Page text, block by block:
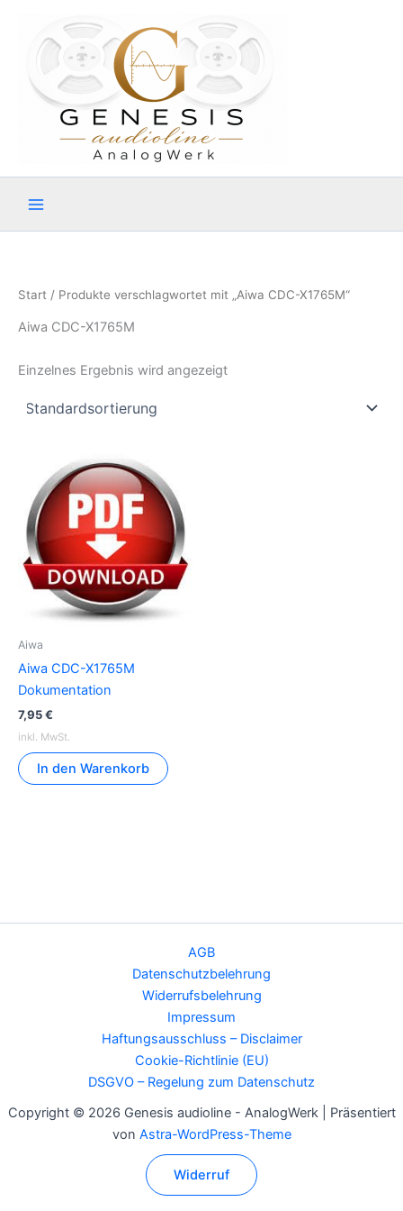
springen
Start / Produkte verschlagwortet mit „Aiwa CDC-X1765M“
Aiwa CDC-X1765M
Einzelnes Ergebnis wird angezeigt
Aiwa
Aiwa CDC-X1765M
Dokumentation
7,95€
inkl. MwSt.
In den Warenkorb
AGB
Datenschutzbelehrung
Widerrufsbelehrung
Impressum
Haftungsausschluss – Disclaimer
Cookie-Richtlinie (EU)
DSGVO – Regelung zum Datenschutz
Copyright © 2026 Genesis audioline - AnalogWerk | Präsentiert
von Astra-WordPress-Theme
Widerruf